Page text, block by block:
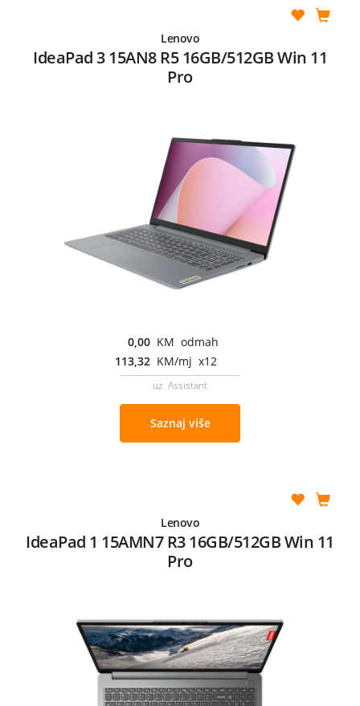
Lenovo
IdeaPad 3 15AN8 R5 16GB/512GB Win 11
Pro
0,00 KM odmah
113,32 KM/mj x12
uz Assistant
Saznaj više
Lenovo
IdeaPad 1 15AMN7 R3 16GB/512GB Win 11
Pro